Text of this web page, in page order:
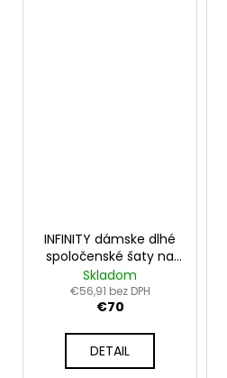
INFINITY dámske dlhé
spoločenské šaty na
viazanie - losos
Skladom
€56,91 bez DPH
€70
DETAIL